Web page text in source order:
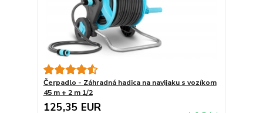
Čerpadlo - Záhradná hadica na navijaku s vozíkom
45 m + 2 m 1/2
125,35 EUR